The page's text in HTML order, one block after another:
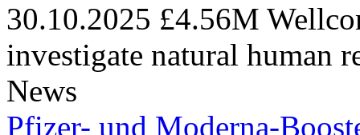
30.10.2025 £4.56M
investigate natural human
News
Pfizer- und Moderna-